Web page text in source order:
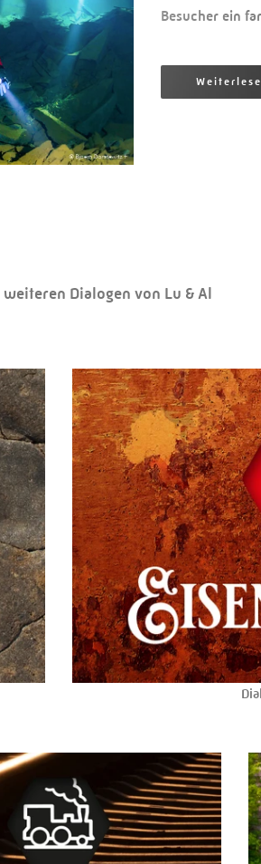
Besucher ein
Dialogen von Lu & Al